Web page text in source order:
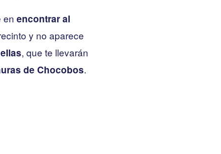
en encontrar al
y no aparece
, que te llevarán
de Chocobos.